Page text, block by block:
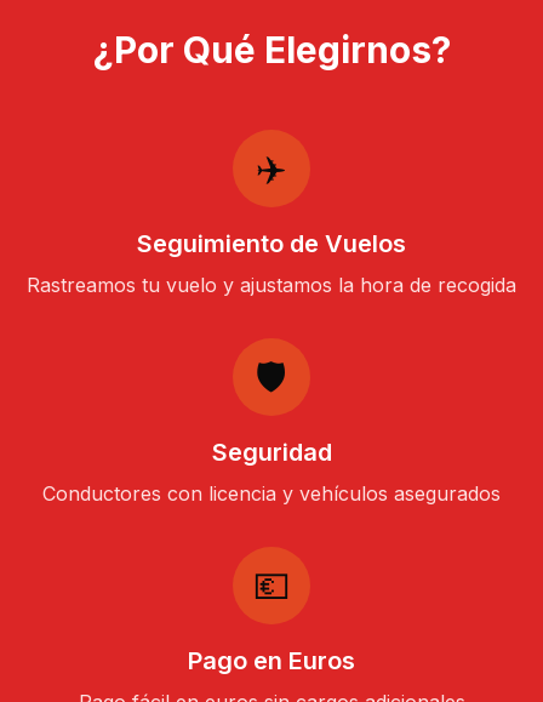
¿Por Qué Elegirnos?
✈️
Seguimiento de Vuelos
Rastreamos tu vuelo y ajustamos la hora de recogida
🛡️
Seguridad
Conductores con licencia y vehículos asegurados
💶
Pago en Euros